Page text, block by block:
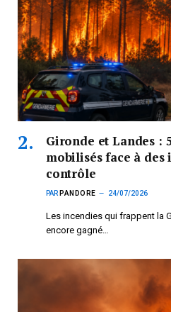
Gironde et Landes :
mobilisés face à des
contrôle
PAR PANDORE 24/07/2026
Les incendies qui frappent la
encore gagné…